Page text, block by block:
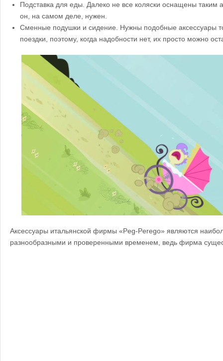
Подставка для еды. Далеко не все коляски оснащены таким
он, на самом деле, нужен.
Сменные подушки и сидение. Нужны подобные аксессуары
поездки, поэтому, когда надобности нет, их просто можно
Аксессуары итальянской фирмы «Peg-Perego» являются
разнообразными и проверенными временем, ведь фирма